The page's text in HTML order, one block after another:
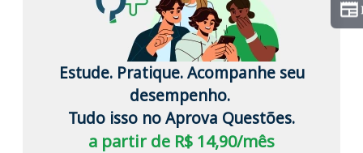
Estude. Pratique. Acompanhe seu
desempenho.
Tudo isso no Aprova Questões.
a partir de R$ 14,90/mês